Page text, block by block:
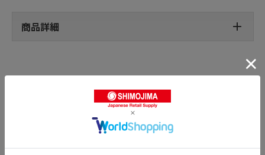
商品詳細